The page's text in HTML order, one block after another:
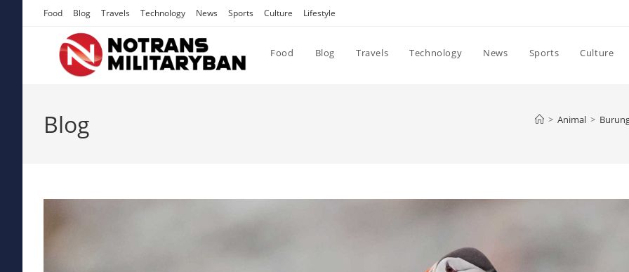
Food Blog Travels Technology News Sports Culture Lifestyle
Food Blog Travels Technology News Sports Culture
Blog > Animal >